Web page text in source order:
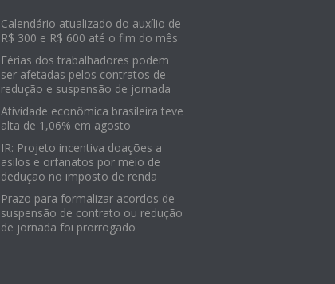
Calendário atualizado do auxílio de
R$ 300 e R$ 600 até o fim do mês
Férias dos trabalhadores podem
ser afetadas pelos contratos de
redução e suspensão de jornada
Atividade econômica brasileira teve
alta de 1,06% em agosto
IR: Projeto incentiva doações a
asilos e orfanatos por meio de
dedução no imposto de renda
Prazo para formalizar acordos de
suspensão de contrato ou redução
de jornada foi prorrogado